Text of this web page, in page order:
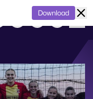
Download